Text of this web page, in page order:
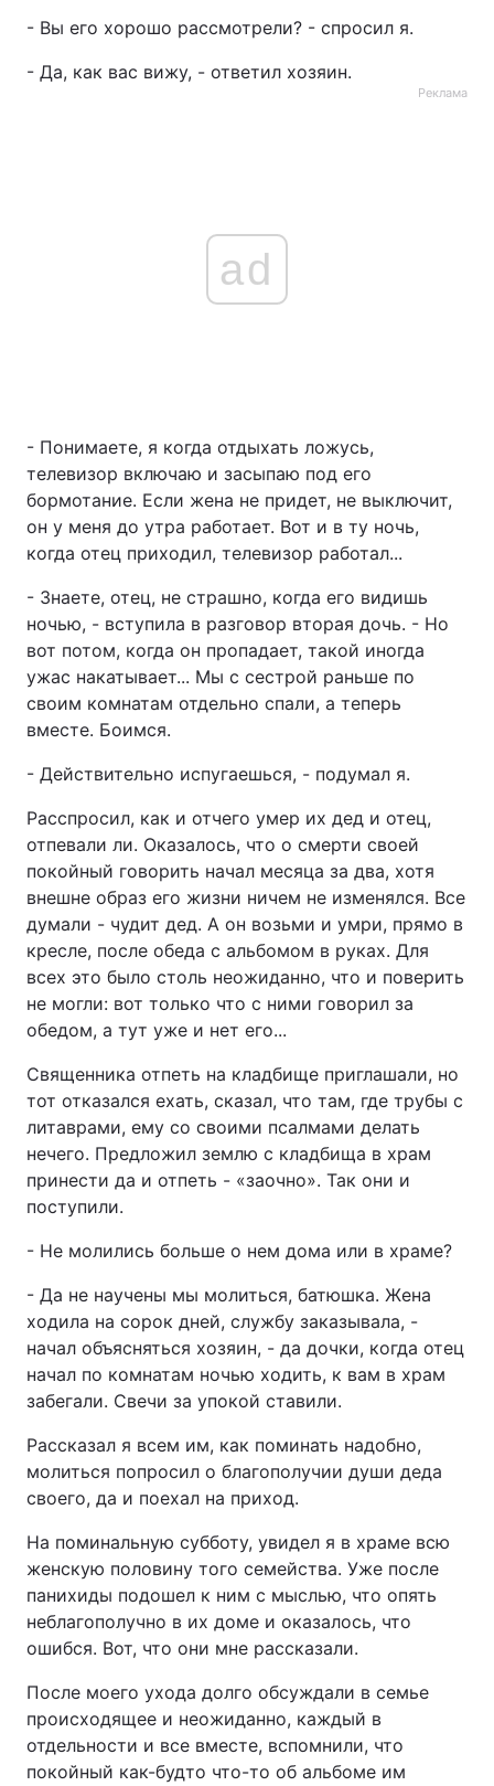
- Вы его хорошо рассмотрели? - спросил я.
- Да, как вас вижу, - ответил хозяин.
Реклама
ad
- Понимаете, я когда отдыхать ложусь,
телевизор включаю и засыпаю под его
бормотание. Если жена не придет, не выключит,
он у меня до утра работает. Вот и в ту ночь,
когда отец приходил, телевизор работал...
- Знаете, отец, не страшно, когда его видишь
ночью, - вступила в разговор вторая дочь. - Но
вот потом, когда он пропадает, такой иногда
ужас накатывает... Мы с сестрой раньше по
своим комнатам отдельно спали, а теперь
вместе. Боимся.
- Действительно испугаешься, - подумал я.
Расспросил, как и отчего умер их дед и отец,
отпевали ли. Оказалось, что о смерти своей
покойный говорить начал месяца за два, хотя
внешне образ его жизни ничем не изменялся. Все
думали - чудит дед. А он возьми и умри, прямо в
кресле, после обеда с альбомом в руках. Для
всех это было столь неожиданно, что и поверить
не могли: вот только что с ними говорил за
обедом, а тут уже и нет его...
Священника отпеть на кладбище приглашали, но
тот отказался ехать, сказал, что там, где трубы с
литаврами, ему со своими псалмами делать
нечего. Предложил землю с кладбища в храм
принести да и отпеть - «заочно». Так они и
поступили.
- Не молились больше о нем дома или в храме?
- Да не научены мы молиться, батюшка. Жена
ходила на сорок дней, службу заказывала, -
начал объясняться хозяин, - да дочки, когда отец
начал по комнатам ночью ходить, к вам в храм
забегали. Свечи за упокой ставили.
Рассказал я всем им, как поминать надобно,
молиться попросил о благополучии души деда
своего, да и поехал на приход.
На поминальную субботу, увидел я в храме всю
женскую половину того семейства. Уже после
панихиды подошел к ним с мыслью, что опять
неблагополучно в их доме и оказалось, что
ошибся. Вот, что они мне рассказали.
После моего ухода долго обсуждали в семье
происходящее и неожиданно, каждый в
отдельности и все вместе, вспомнили, что
покойный как-будто что-то об альбоме им